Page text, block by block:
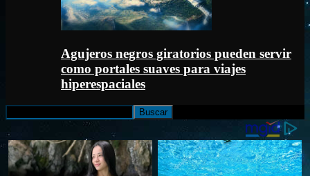
Agujeros negros giratorios pueden servir
como portales suaves para viajes
hiperespaciales